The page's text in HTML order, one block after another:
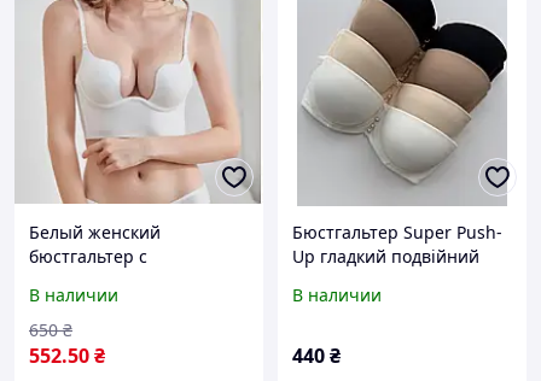
Белый женский
бюстгальтер с
бретельками и открытой
спиной чашка с пушапом
В наличии
552.50₴
650 ₴
Бюстгальтер Super Push-
Up гладкий подвійний
85 базовий ліф
В наличии
440₴